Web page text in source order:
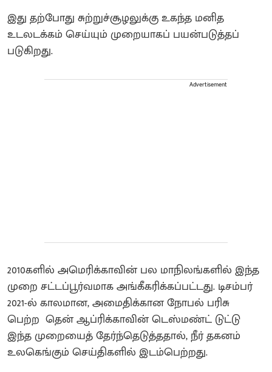
இது தற்போது சுற்றுச்சூழலுக்கு உகந்த மனித
உடலடக்கம் செய்யும் முறையாகப் பயன்படுத்தப்
படுகிறது.
Advertisement
2010களில் அமெரிக்காவின் பல மாநிலங்களில் இந்த
முறை சட்டப்பூர்வமாக அங்கீகரிக்கப்பட்டது. டிசம்பர்
2021-ல் காலமான, அமைதிக்கான நோபல் பரிசு
பெற்ற தென் ஆப்ரிக்காவின் டெஸ்மண்ட் டுட்டு
இந்த முறையைத் தேர்ந்தெடுத்ததால், நீர் தகனம்
உலகெங்கும் செய்திகளில் இடம்பெற்றது.